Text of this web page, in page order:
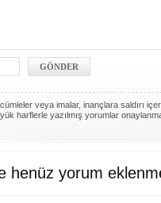
veya imalar, inançlara saldırı
harflerle yazılmış yorumlar
henüz yorum